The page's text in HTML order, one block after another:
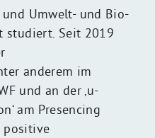
Umwelt- und Bio-
studiert. Seit 2019
anderem im
und an der ‚u-
am Presencing
positive